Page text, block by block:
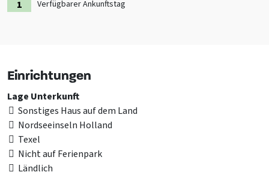
Verfügbarer Ankunftstag
Einrichtungen
Lage Unterkunft
Sonstiges Haus auf dem Land
Nordseeinseln Holland
Texel
Nicht auf Ferienpark
Ländlich